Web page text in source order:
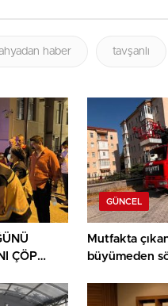
haber tavşanlı
ÇÖP
GÜNCEL
Mutfakta
büyümeden